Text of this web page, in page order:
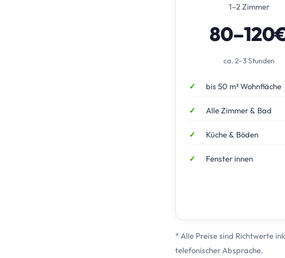
1–2 Zimmer
ca. 2–3 Stunden
bis 50 m² Wohnfläche
Alle Zimmer & Bad
Küche & Böden
Fenster innen
* Alle Preise sind Richtwerte
telefonischer Absprache.